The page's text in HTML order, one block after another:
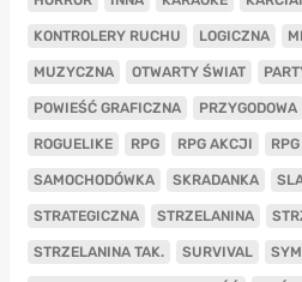
KONTROLERY RUCHU LOGICZNA
MUZYCZNA OTWARTY ŚWIAT
POWIEŚĆ GRAFICZNA PRZYGODOWA
ROGUELIKE RPG RPG AKCJI
SAMOCHODÓWKA SKRADANKA
STRATEGICZNA STRZELANINA
STRZELANINA TAK. SURVIVAL